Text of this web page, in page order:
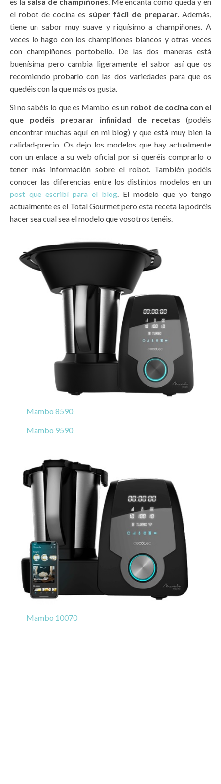
es la salsa de champiñones. Me encanta como queda y en
el robot de cocina es súper fácil de preparar. Además,
tiene un sabor muy suave y riquísimo a champiñones. A
veces lo hago con los champiñones blancos y otras veces
con champiñones portobello. De las dos maneras está
buenísima pero cambia ligeramente el sabor así que os
recomiendo probarlo con las dos variedades para que os
quedéis con la que más os gusta.
Si no sabéis lo que es Mambo, es un robot de cocina con el
que podéis preparar infinidad de recetas (podéis
encontrar muchas aquí en mi blog) y que está muy bien la
calidad-precio. Os dejo los modelos que hay actualmente
con un enlace a su web oficial por si queréis comprarlo o
tener más información sobre el robot. También podéis
conocer las diferencias entre los distintos modelos en un
post que escribí para el blog. El modelo que yo tengo
actualmente es el Total Gourmet pero esta receta la podréis
hacer sea cual sea el modelo que vosotros tenéis.
Mambo 8590
Mambo 9590
Mambo 10070